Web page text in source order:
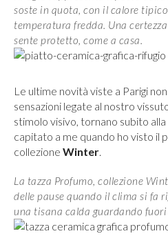
soste in quota, con il calore
temperatura fredda. Una
sente protetto, come a casa.
Le ultime novità viste a Parigi
sensazioni legate al nostro
stimolo visivo, tornano subito
capitato a me quando ho visto il
collezione Winter.
La tazza Profumo, collezione
delle pause quando il clima si fa
una tisana calda guardando